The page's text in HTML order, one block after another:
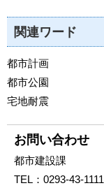
関連ワード
都市計画
都市公園
宅地耐震
お問い合わせ
都市建設課
TEL： 0293-43-1111